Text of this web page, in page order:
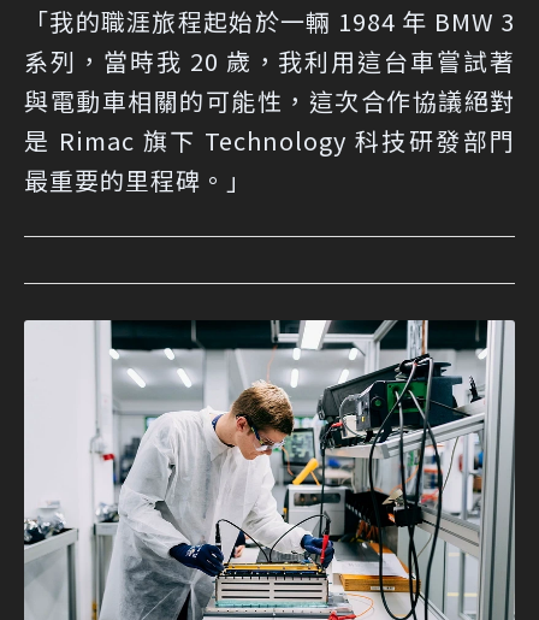
「我的職涯旅程起始於一輛 1984 年 BMW 3
系列，當時我 20 歲，我利用這台車嘗試著
與電動車相關的可能性，這次合作協議絕對
是 Rimac 旗下 Technology 科技研發部門
最重要的里程碑。」